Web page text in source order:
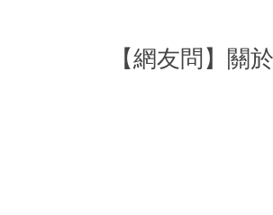
【網友問】關